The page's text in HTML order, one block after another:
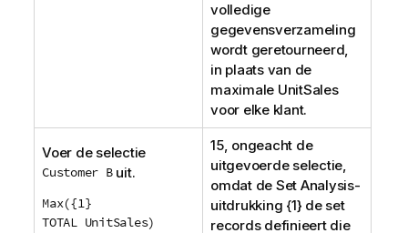
volledige
gegevensverzameling
wordt geretourneerd,
in plaats van de
maximale UnitSales
voor elke klant.
Voer de selectie
Customer Buit.
Max({1}
TOTAL UnitSales)
15, ongeacht de
uitgevoerde selectie,
omdat de Set Analysis-
uitdrukking {1} de set
records definieert die